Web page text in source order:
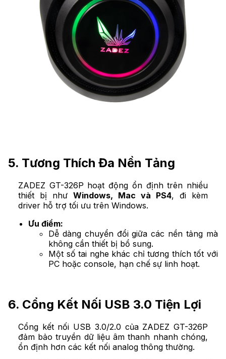
5. Tương Thích Đa Nền Tảng
ZADEZ GT-326P hoạt động ổn định trên nhiều
thiết bị như Windows, Mac và PS4, đi kèm
driver hỗ trợ tối ưu trên Windows.
Ưu điểm:
Dễ dàng chuyển đổi giữa các nền tảng mà
không cần thiết bị bổ sung.
Một số tai nghe khác chỉ tương thích tốt với
PC hoặc console, hạn chế sự linh hoạt.
6. Cổng Kết Nối USB 3.0 Tiện Lợi
Cổng kết nối USB 3.0/2.0 của ZADEZ GT-326P
đảm bảo truyền dữ liệu âm thanh nhanh chóng,
ổn định hơn các kết nối analog thông thường.